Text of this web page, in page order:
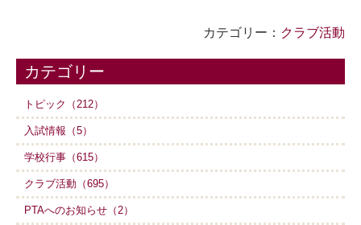
カテゴリー： クラブ活動
カテゴリー
トピック（212）
入試情報（5）
学校行事（615）
クラブ活動（695）
PTAへのお知らせ（2）